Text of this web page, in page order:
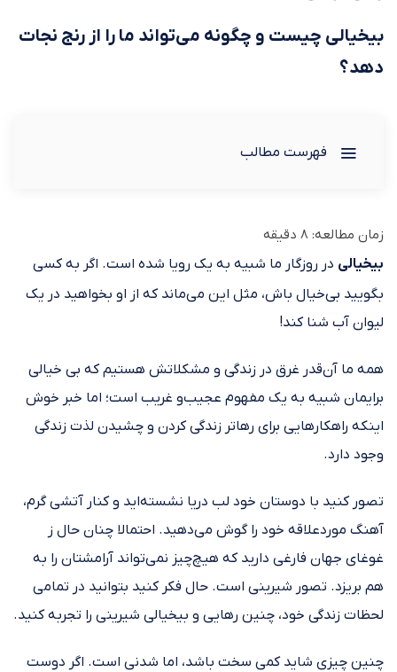
بیخیالی چیست و چگونه می‌تواند ما را از رنج نجات
دهد؟
فهرست مطالب
زمان مطالعه: 8 دقیقه
بیخیالی در روزگار ما شبیه به یک رویا شده است. اگر به کسی
بگویید بی‌خیال باش، مثل این می‌ماند که از او بخواهید در یک
لیوان آب شنا کند!
همه ما آن‌قدر غرق در زندگی و مشکلاتش هستیم که بی خیالی
برایمان شبیه به یک مفهوم عجیب‌و غریب است؛ اما خبر خوش
اینکه راهکارهایی برای رهاتر زندگی کردن و چشیدن لذت زندگی
وجود دارد.
تصور کنید با دوستان خود لب دریا نشسته‌اید و کنار آتشی گرم،
آهنگ موردعلاقه خود را گوش می‌دهید. احتمالا چنان حال ز
غوغای جهان فارغی دارید که هیچ‌چیز نمی‌تواند آرامشتان را به
هم بریزد. تصور شیرینی است. حال فکر کنید بتوانید در تمامی
لحظات زندگی خود، چنین رهایی و بیخیالی شیرینی را تجربه کنید.
چنین چیزی شاید کمی سخت باشد، اما شدنی است. اگر دوست